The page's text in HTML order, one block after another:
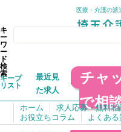
医療・介護の派
キ
ー
ワ
ー
ド
検
索
キープ
リスト
最近見
た求人
チャ
で相
ホーム 求人応募・無料相
お役立ちコラム
よくある